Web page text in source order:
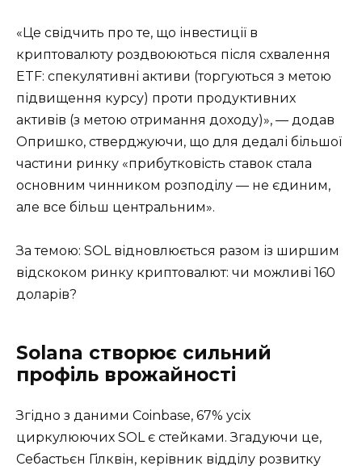
«Це свідчить про те, що інвестиції в
криптовалюту роздвоюються після схвалення
ETF: спекулятивні активи (торгуються з метою
підвищення курсу) проти продуктивних
активів (з метою отримання доходу)», — додав
Опришко, стверджуючи, що для дедалі більшої
частини ринку «прибутковість ставок стала
основним чинником розподілу — не єдиним,
але все більш центральним».
За темою: SOL відновлюється разом із ширшим
відскоком ринку криптовалют: чи можливі 160
доларів?
Solana створює сильний
профіль врожайності
Згідно з даними Coinbase, 67% усіх
циркулюючих SOL є стейками. Згадуючи це,
Себастьєн Гілквін, керівник відділу розвитку